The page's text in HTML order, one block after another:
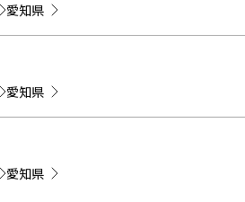
愛知県
愛知県
愛知県